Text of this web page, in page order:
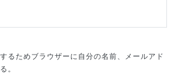
るためブラウザーに自分の名前、メールアド
。